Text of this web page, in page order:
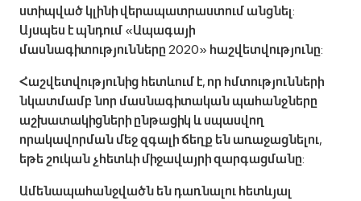
ստիպված կլինի վերապատրաստում անցնել:
Այսպես է պնդում «Ապագայի
մասնագիտությունները 2020» հաշվետվությունը:
Հաշվետվությունից հետևում է, որ հմտությունների
նկատմամբ նոր մասնագիտական պահանջները
աշխատակիցների ընթացիկ և սպասվող
որակավորման մեջ զգալի ճեղք են առաջացնելու,
եթե շուկան չհետևի միջավայրի զարգացմանը:
Ամենապահանջվածն են դառնալու հետևյալ